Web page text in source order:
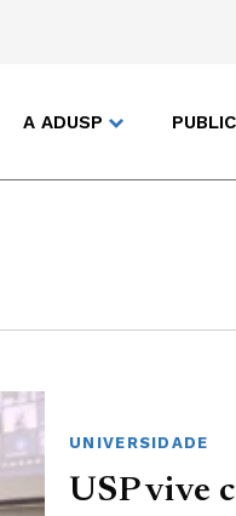
A ADUSP
UNIVERSIDADE
USP vive